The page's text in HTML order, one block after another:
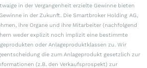
in der Vergangenheit erzielte Gewinne bieten
in der Zukunft. Die Smartbroker Holding AG,
ihre Organe und ihre Mitarbeiter (nachfolgend
weder explizit noch implizit eine bestimmte
oder Anlageproduktklassen zu. Wir
die zum Anlageprodukt gesetzlich zur
(z.B. den Verkaufsprospekt) zur